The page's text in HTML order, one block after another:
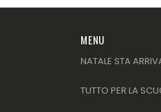
MENU
NATALE STA
TUTTO PER LA